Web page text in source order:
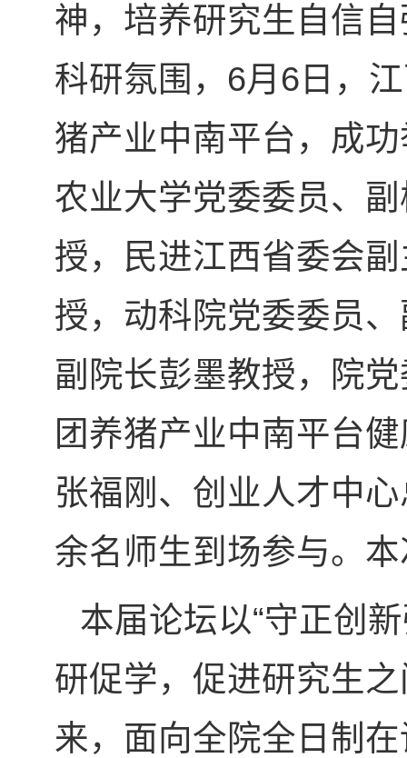
神，培养研究生自信
科研氛围，6月6日，
猪产业中南平台，成
农业大学党委委员、
授，民进江西省委会
授，动科院党委委员
副院长彭墨教授，院
团养猪产业中南平台
张福刚、创业人才中
余名师生到场参与。
本届论坛以“守正创
研促学，促进研究生
来，面向全院全日制